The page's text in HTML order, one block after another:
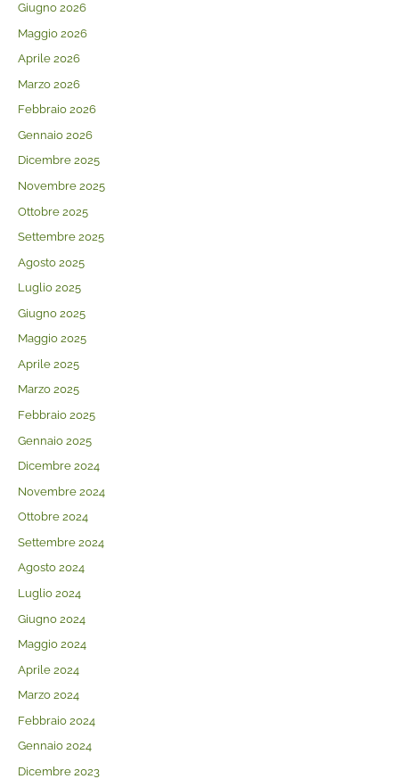
Giugno 2026
Maggio 2026
Aprile 2026
Marzo 2026
Febbraio 2026
Gennaio 2026
Dicembre 2025
Novembre 2025
Ottobre 2025
Settembre 2025
Agosto 2025
Luglio 2025
Giugno 2025
Maggio 2025
Aprile 2025
Marzo 2025
Febbraio 2025
Gennaio 2025
Dicembre 2024
Novembre 2024
Ottobre 2024
Settembre 2024
Agosto 2024
Luglio 2024
Giugno 2024
Maggio 2024
Aprile 2024
Marzo 2024
Febbraio 2024
Gennaio 2024
Dicembre 2023